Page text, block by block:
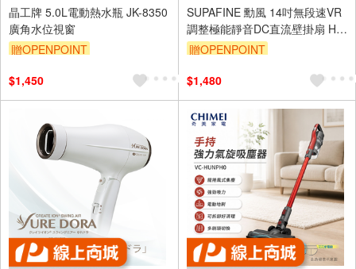
晶工牌 5.0L電動熱水瓶 JK-8350
廣角水位視窗
贈OPENPOINT
$1,450
SUPAFINE 勳風 14吋無段速VR
調整極能靜音DC直流壁掛扇 HF-
B36U
贈OPENPOINT
$1,480